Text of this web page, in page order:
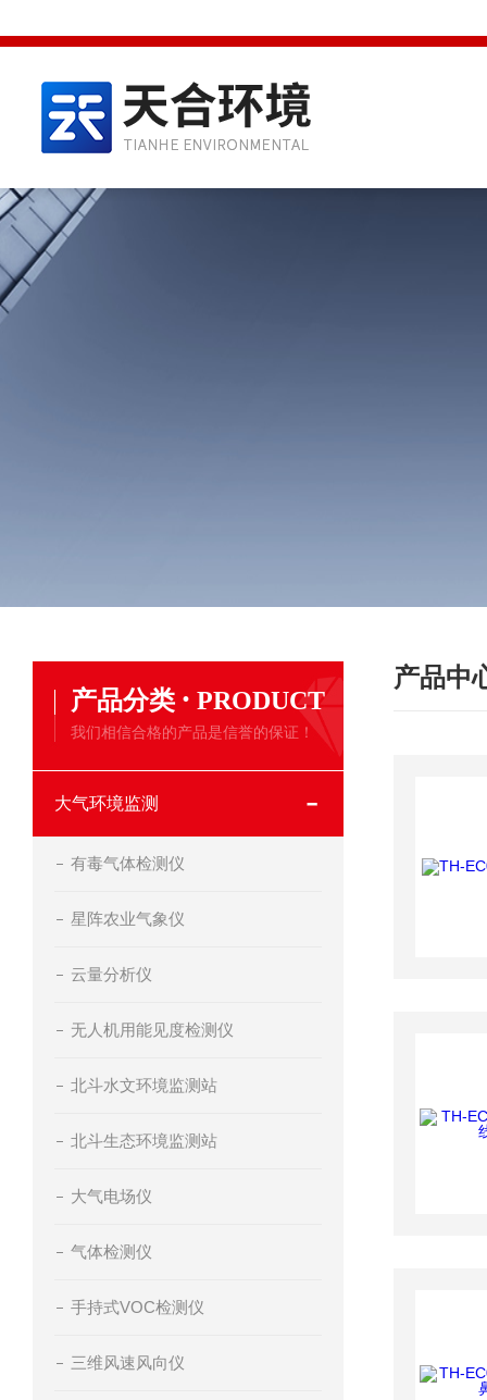
产品分类 · PRODUCT
我们相信合格的产品是信誉的保证！
大气环境监测
有毒气体检测仪
星阵农业气象仪
云量分析仪
无人机用能见度检测仪
北斗水文环境监测站
北斗生态环境监测站
大气电场仪
气体检测仪
手持式VOC检测仪
三维风速风向仪
产品中